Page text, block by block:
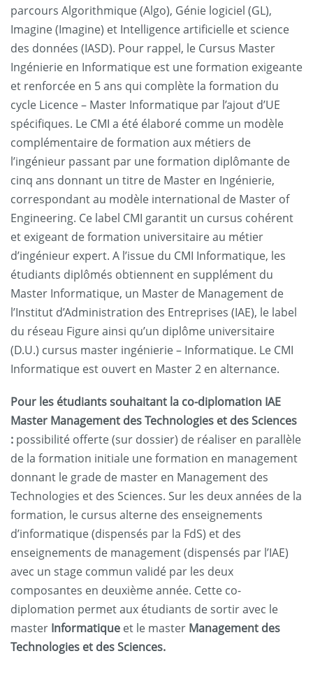
parcours Algorithmique (Algo), Génie logiciel (GL),
Imagine (Imagine) et Intelligence artificielle et science
des données (IASD). Pour rappel, le Cursus Master
Ingénierie en Informatique est une formation exigeante
et renforcée en 5 ans qui complète la formation du
cycle Licence – Master Informatique par l’ajout d’UE
spécifiques. Le CMI a été élaboré comme un modèle
complémentaire de formation aux métiers de
l’ingénieur passant par une formation diplômante de
cinq ans donnant un titre de Master en Ingénierie,
correspondant au modèle international de Master of
Engineering. Ce label CMI garantit un cursus cohérent
et exigeant de formation universitaire au métier
d’ingénieur expert. A l’issue du CMI Informatique, les
étudiants diplômés obtiennent en supplément du
Master Informatique, un Master de Management de
l’Institut d’Administration des Entreprises (IAE), le label
du réseau Figure ainsi qu’un diplôme universitaire
(D.U.) cursus master ingénierie – Informatique. Le CMI
Informatique est ouvert en Master 2 en alternance.
Pour les étudiants souhaitant la co-diplomation IAE
Master Management des Technologies et des Sciences
: possibilité offerte (sur dossier) de réaliser en parallèle
de la formation initiale une formation en management
donnant le grade de master en Management des
Technologies et des Sciences. Sur les deux années de la
formation, le cursus alterne des enseignements
d’informatique (dispensés par la FdS) et des
enseignements de management (dispensés par l’IAE)
avec un stage commun validé par les deux
composantes en deuxième année. Cette co-
diplomation permet aux étudiants de sortir avec le
master Informatique et le master Management des
Technologies et des Sciences.